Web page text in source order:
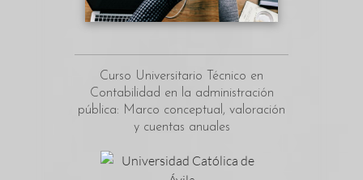
Curso Universitario Técnico en
Contabilidad en la administración
pública: Marco conceptual, valoración
y cuentas anuales